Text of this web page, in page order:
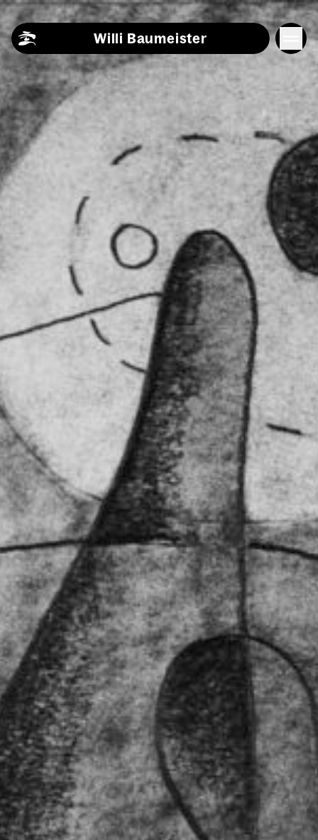
Skip to content
Willi Baumeister